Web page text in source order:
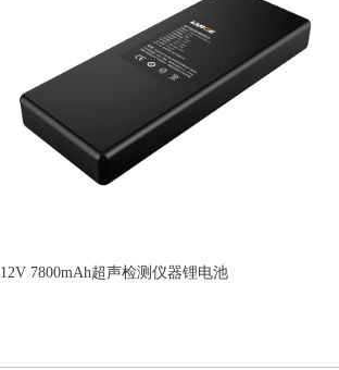
12V 7800mAh超声检测仪器锂电池